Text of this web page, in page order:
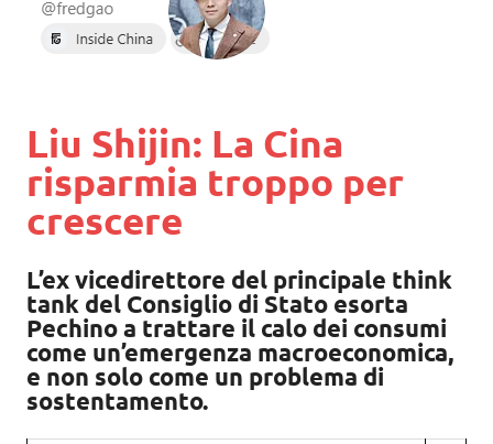
Liu Shijin: La Cina
risparmia troppo per
crescere
L’ex vicedirettore del principale think
tank del Consiglio di Stato esorta
Pechino a trattare il calo dei consumi
come un’emergenza macroeconomica,
e non solo come un problema di
sostentamento.